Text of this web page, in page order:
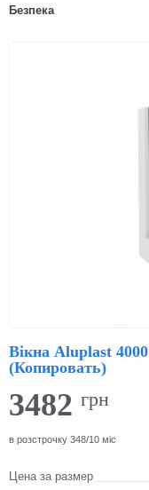
Безпека
Вікна Aluplast
(Копировать)
3482 грн
в розстрочку 348/10 міс
Цена за размер